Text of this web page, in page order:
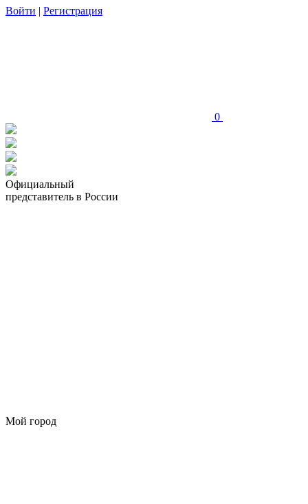
Войти | Регистрация
0
Официальный
представитель в России
Мой город